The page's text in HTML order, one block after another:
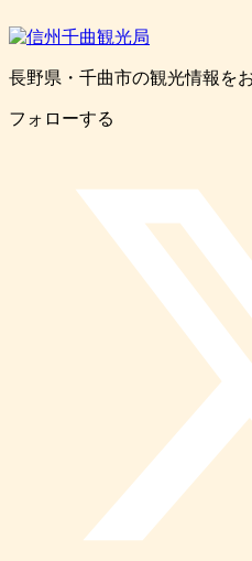
長野県・千曲市の観光情報を
フォローする